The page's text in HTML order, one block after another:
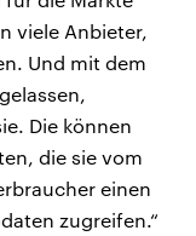
viele Anbieter,
Und mit dem
Die können
die sie vom
einen
zugreifen.“